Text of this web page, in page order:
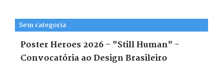
Sem categoria
Poster Heroes 2026 – "Still Human" -
Convocatória ao Design Brasileiro